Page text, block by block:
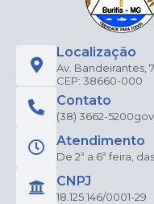
Localização
Av. Bandeirantes,
CEP: 38660-000
Contato
(38) 3662-5200
Atendimento
De 2ª a 6ª feira,
CNPJ
18.125.146/0001-29